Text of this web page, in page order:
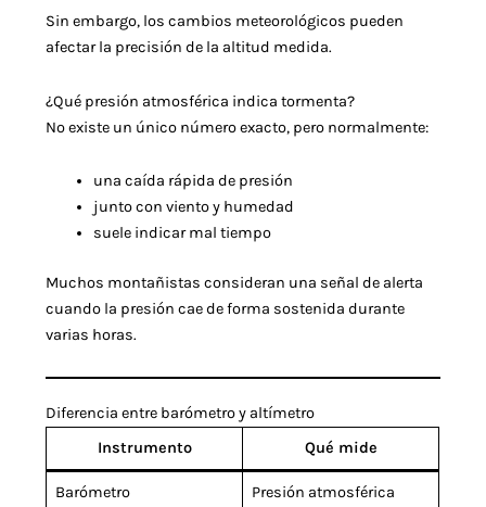
Sin embargo, los cambios meteorológicos pueden
afectar la precisión de la altitud medida.
¿Qué presión atmosférica indica tormenta?
No existe un único número exacto, pero normalmente:
una caída rápida de presión
junto con viento y humedad
suele indicar mal tiempo
Muchos montañistas consideran una señal de alerta
cuando la presión cae de forma sostenida durante
varias horas.
Diferencia entre barómetro y altímetro
Instrumento
Qué mide
Barómetro Presión atmosférica